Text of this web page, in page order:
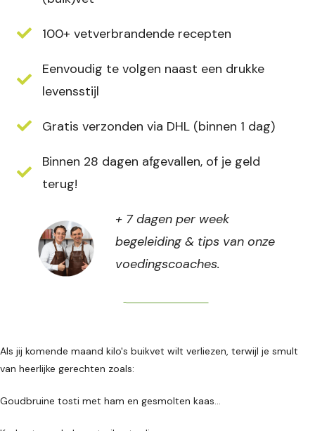
100+ vetverbrandende recepten
Eenvoudig te volgen naast een drukke
levensstijl
Gratis verzonden via DHL (binnen 1 dag)
Binnen 28 dagen afgevallen, of je geld
terug!
+ 7 dagen per week
begeleiding & tips van onze
voedingscoaches.
Als jij komende maand kilo's buikvet wilt verliezen, terwijl je smult
van heerlijke gerechten zoals:
Goudbruine tosti met ham en gesmolten kaas...